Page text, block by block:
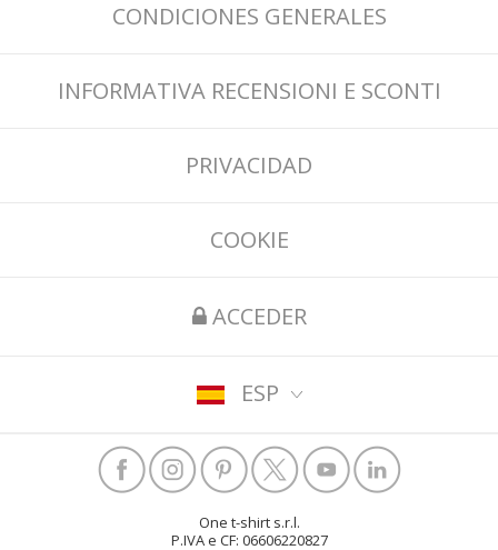
CONDICIONES GENERALES
INFORMATIVA RECENSIONI E SCONTI
PRIVACIDAD
COOKIE
ACCEDER
ESP
One t-shirt s.r.l.
P.IVA e CF: 06606220827